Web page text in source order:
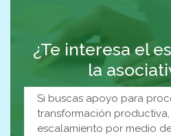
¿Te interesa el
la
Si buscas apoyo para
transformación
escalamiento por medio